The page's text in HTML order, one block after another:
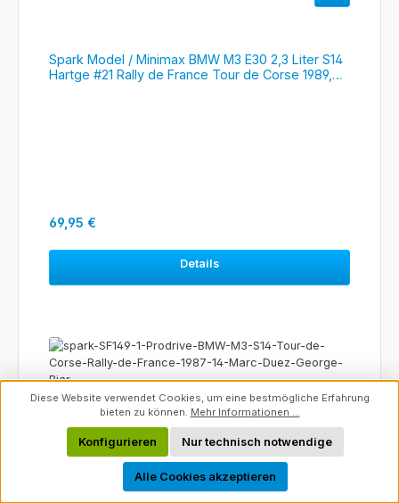
Spark Model / Minimax BMW M3 E30 2,3 Liter S14
Hartge #21 Rally de France Tour de Corse 1989,
Regulärer Preis:
69,95 €
Details
Werkzeugleiste anzeigen
Diese Website verwendet Cookies, um eine bestmögliche Erfahrung
bieten zu können. Mehr Informationen ...
Nur technisch notwendige
Konfigurieren
Alle Cookies akzeptieren